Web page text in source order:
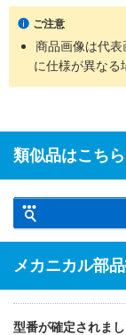
【用途】
・伝動機器、位置
ム、サーボモーター
・ボーリング及び
械）、医療機器に利
ご注意
商品画像は代
に仕様が異なる
類似品はこちら
メカニカル部
型番が確定されま